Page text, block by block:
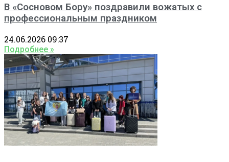
В «Сосновом Бору» поздравили вожатых с
профессиональным праздником
24.06.2026 09:37
Подробнее »